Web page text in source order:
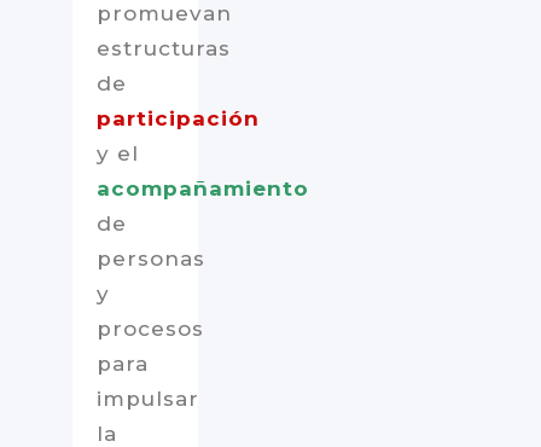
promuevan
estructuras
de
participación
y el
acompañamiento
de
personas
y
procesos
para
impulsar
la